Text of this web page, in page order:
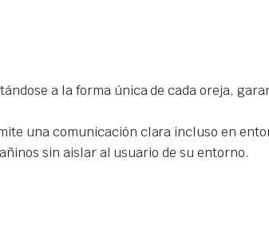
a la forma única de cada oreja,
una comunicación clara incluso en
sin aislar al usuario de su entorno.